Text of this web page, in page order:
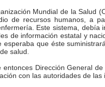
Mundial de la Salud
de recursos humanos, a
Este sistema, debía
de información estatal y
que éste
salud.
Dirección General
con las autoridades de